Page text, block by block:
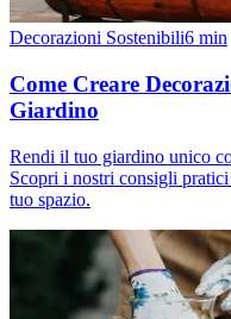
Decorazioni Sostenibili6 min
Come Creare
Giardino
Rendi il tuo giardino unico
Scopri i nostri consigli
tuo spazio.